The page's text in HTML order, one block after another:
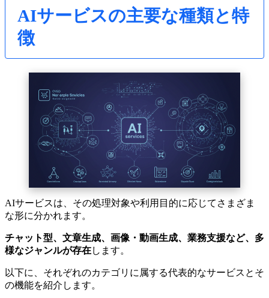
AIサービスの主要な種類と特
徴
AIサービスは、その処理対象や利用目的に応じてさまざま
な形に分かれます。
チャット型、文章生成、画像・動画生成、業務支援など、多
様なジャンルが存在します。
以下に、それぞれのカテゴリに属する代表的なサービスとそ
の機能を紹介します。